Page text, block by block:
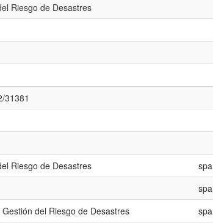
Riesgo de Desastres
31381
Riesgo de Desastres
spa
spa
del Riesgo de Desastres
spa